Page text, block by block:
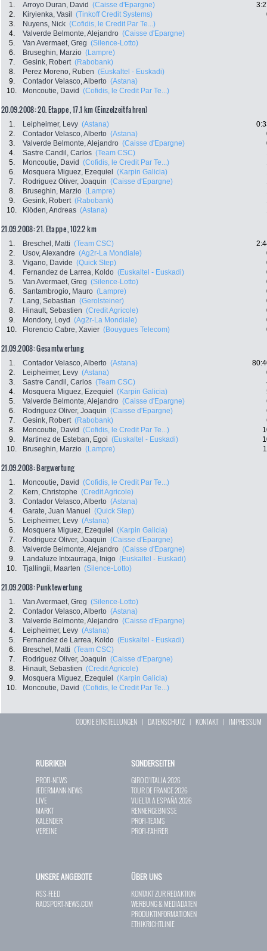
1. Arroyo Duran, David (Caisse d'Epargne)
2.
Kiryienka, Vasil (Tinkoff Credit Systems)
3.
Nuyens, Nick (Cofidis, le Credit Par Te...)
4.
Valverde Belmonte, Alejandro (Caisse d'Epargne)
5.
Van Avermaet, Greg (Silence-Lotto)
6.
Bruseghin, Marzio (Lampre)
7.
Gesink, Robert (Rabobank)
8.
Perez Moreno, Ruben (Euskaltel - Euskadi)
9.
Contador Velasco, Alberto (Astana)
10.
Moncoutie, David (Cofidis, le Credit Par Te...)
20.09.2008: 20. Etappe , 17.1 km (Einzelzeitfahren)
1. Leipheimer, Levy (Astana)
2.
Contador Velasco, Alberto (Astana)
3.
Valverde Belmonte, Alejandro (Caisse d'Epargne)
4.
Sastre Candil, Carlos (Team CSC)
5.
Moncoutie, David (Cofidis, le Credit Par Te...)
6.
Mosquera Miguez, Ezequiel (Karpin Galicia)
7.
Rodriguez Oliver, Joaquin (Caisse d'Epargne)
8.
Bruseghin, Marzio (Lampre)
9.
Gesink, Robert (Rabobank)
10.
Klöden, Andreas (Astana)
21.09.2008: 21. Etappe , 102.2 km
1. Breschel, Matti (Team CSC)
2.
Usov, Alexandre (Ag2r-La Mondiale)
3.
Vigano, Davide (Quick Step)
4.
Fernandez de Larrea, Koldo (Euskaltel - Euskadi)
5.
Van Avermaet, Greg (Silence-Lotto)
6.
Santambrogio, Mauro (Lampre)
7.
Lang, Sebastian (Gerolsteiner)
8.
Hinault, Sebastien (Credit Agricole)
9.
Mondory, Loyd (Ag2r-La Mondiale)
10.
Florencio Cabre, Xavier (Bouygues Telecom)
21.09.2008: Gesamtwertung
1. Contador Velasco, Alberto (Astana)
2.
Leipheimer, Levy (Astana)
3.
Sastre Candil, Carlos (Team CSC)
4.
Mosquera Miguez, Ezequiel (Karpin Galicia)
5.
Valverde Belmonte, Alejandro (Caisse d'Epargne)
6.
Rodriguez Oliver, Joaquin (Caisse d'Epargne)
7.
Gesink, Robert (Rabobank)
8.
Moncoutie, David (Cofidis, le Credit Par Te...)
9.
Martinez de Esteban, Egoi (Euskaltel - Euskadi)
10.
Bruseghin, Marzio (Lampre)
21.09.2008: Bergwertung
1. Moncoutie, David (Cofidis, le Credit Par Te...)
2.
Kern, Christophe (Credit Agricole)
3.
Contador Velasco, Alberto (Astana)
4.
Garate, Juan Manuel
(Quick Step)
5.
Leipheimer, Levy (Astana)
6.
Mosquera Miguez, Ezequiel
(Karpin Galicia)
7.
Rodriguez Oliver, Joaquin (Caisse d'Epargne)
8.
Valverde Belmonte, Alejandro (Caisse d'Epargne)
9.
Landaluze Intxaurraga, Inigo (Euskaltel - Euskadi)
10.
Tjallingii, Maarten (Silence-Lotto)
21.09.2008: Punktewertung
1. Van Avermaet, Greg (Silence-Lotto)
2.
Contador Velasco, Alberto (Astana)
3.
Valverde Belmonte, Alejandro (Caisse d'Epargne)
4.
Leipheimer, Levy (Astana)
5.
Fernandez de Larrea, Koldo (Euskaltel - Euskadi)
6.
Breschel, Matti (Team CSC)
7.
Rodriguez Oliver, Joaquin (Caisse d'Epargne)
8.
Hinault, Sebastien (Credit Agricole)
9.
Mosquera Miguez, Ezequiel
(Karpin Galicia)
10.
Moncoutie, David (Cofidis, le Credit Par Te...)
COOKIE EINSTELLUNGEN | DATENSCHUTZ | KONTAKT| IMPRESSUM
RUBRIKEN
PROFI-NEWS
JEDERMANN-NEWS
LIVE
MARKT
KALENDER
VEREINE
SONDERSEITEN
GIRO D`ITALIA 2026
TOUR DE FRANCE 2026
VUELTA A ESPAÑA 2026
RENNERGEBNISSE
PROFI-TEAMS
PROFI-FAHRER
UNSERE ANGEBOTE
RSS-FEED
RADSPORT-NEWS.COM
ÜBER UNS
KONTAKT ZUR REDAKTION
WERBUNG & MEDIADATEN
PRODUKTINFORMATIONEN
ETHIKRICHTLINIE